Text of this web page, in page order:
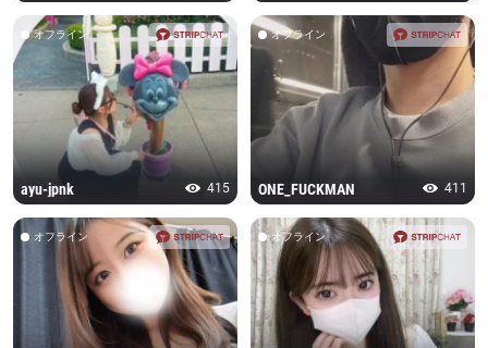
オフライン
415
ayu-jpnk
オフライン
411
ONE_FUCKMAN
オフライン オフライン